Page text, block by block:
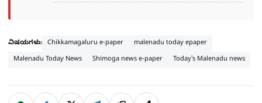
ವಿಷಯಗಳು: Chikkamagaluru e-paper
malenadu today epaper
Malenadu Today News
Shimoga news e-paper Today's Malenadu news